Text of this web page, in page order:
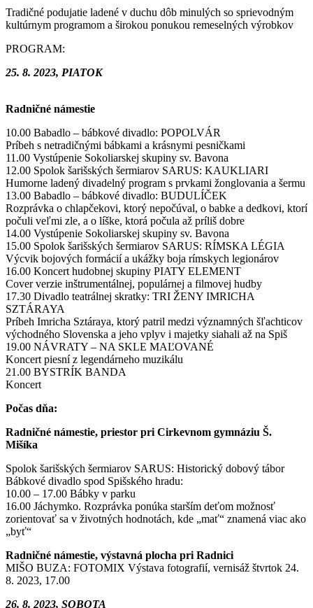
Tradičné podujatie ladené v duchu dôb minulých so sprievodným
kultúrnym programom a širokou ponukou remeselných výrobkov
PROGRAM:
25. 8. 2023, PIATOK
Radničné námestie
10.00 Babadlo – bábkové divadlo: POPOLVÁR
Príbeh s netradičnými bábkami a krásnymi pesničkami
11.00 Vystúpenie Sokoliarskej skupiny sv. Bavona
12.00 Spolok šarišských šermiarov SARUS: KAUKLIARI
Humorne ladený divadelný program s prvkami žonglovania a šermu
13.00 Babadlo – bábkové divadlo: BUDULÍČEK
Rozprávka o chlapčekovi, ktorý nepočúval, o babke a dedkovi, ktorí
počuli veľmi zle, a o líške, ktorá počula až príliš dobre
14.00 Vystúpenie Sokoliarskej skupiny sv. Bavona
15.00 Spolok šarišských šermiarov SARUS: RÍMSKA LÉGIA
Výcvik bojových formácií a ukážky boja rímskych legionárov
16.00 Koncert hudobnej skupiny PIATY ELEMENT
Cover verzie inštrumentálnej, populárnej a filmovej hudby
17.30 Divadlo teatrálnej skratky: TRI ŽENY IMRICHA
SZTÁRAYA
Príbeh Imricha Sztáraya, ktorý patril medzi významných šľachticov
východného Slovenska a jeho vplyv i majetky siahali až na Spiš
19.00 NÁVRATY – NA SKLE MAĽOVANÉ
Koncert piesní z legendárneho muzikálu
21.00 BYSTRÍK BANDA
Koncert
Počas dňa:
Radničné námestie, priestor pri Cirkevnom gymnáziu Š.
Mišíka
Spolok šarišských šermiarov SARUS: Historický dobový tábor
Bábkové divadlo spod Spišského hradu:
10.00 – 17.00 Bábky v parku
16.00 Jáchymko. Rozprávka ponúka starším deťom možnosť
zorientovať sa v životných hodnotách, kde „mať“ znamená viac ako
„byť“
Radničné námestie, výstavná plocha pri Radnici
MIŠO BUZA: FOTOMIX Výstava fotografií, vernisáž štvrtok 24.
8. 2023, 17.00
26. 8. 2023, SOBOTA